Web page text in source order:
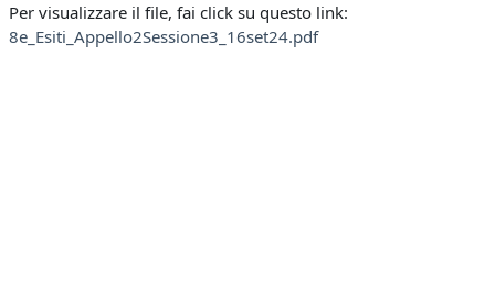
Per visualizzare il file, fai click su questo link:
8e_Esiti_Appello2Sessione3_16set24.pdf